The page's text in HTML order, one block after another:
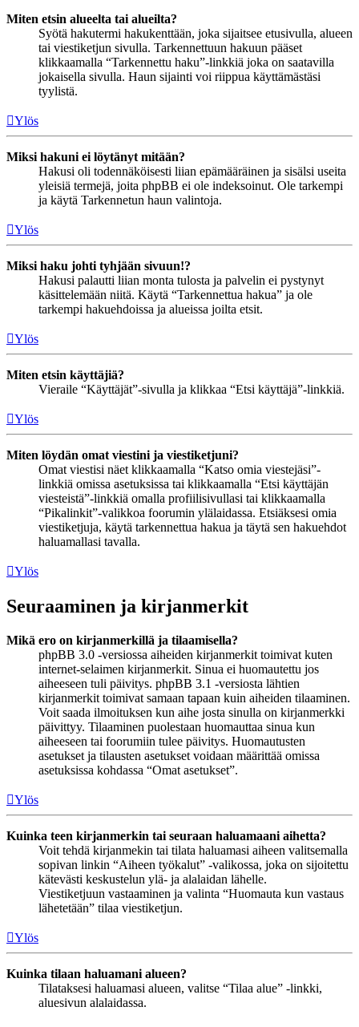
Miten etsin alueelta tai alueilta?
Syötä hakutermi hakukenttään, joka sijaitsee etusivulla, alueen
tai viestiketjun sivulla. Tarkennettuun hakuun pääset
klikkaamalla “Tarkennettu haku”-linkkiä joka on saatavilla
jokaisella sivulla. Haun sijainti voi riippua käyttämästäsi
tyylistä.
Ylös
Miksi hakuni ei löytänyt mitään?
Hakusi oli todennäköisesti liian epämääräinen ja sisälsi useita
yleisiä termejä, joita phpBB ei ole indeksoinut. Ole tarkempi
ja käytä Tarkennetun haun valintoja.
Ylös
Miksi haku johti tyhjään sivuun!?
Hakusi palautti liian monta tulosta ja palvelin ei pystynyt
käsittelemään niitä. Käytä “Tarkennettua hakua” ja ole
tarkempi hakuehdoissa ja alueissa joilta etsit.
Ylös
Miten etsin käyttäjiä?
Vieraile “Käyttäjät”-sivulla ja klikkaa “Etsi käyttäjä”-linkkiä.
Ylös
Miten löydän omat viestini ja viestiketjuni?
Omat viestisi näet klikkaamalla “Katso omia viestejäsi”-
linkkiä omissa asetuksissa tai klikkaamalla “Etsi käyttäjän
viesteistä”-linkkiä omalla profiilisivullasi tai klikkaamalla
“Pikalinkit”-valikkoa foorumin ylälaidassa. Etsiäksesi omia
viestiketjuja, käytä tarkennettua hakua ja täytä sen hakuehdot
haluamallasi tavalla.
Ylös
Seuraaminen ja kirjanmerkit
Mikä ero on kirjanmerkillä ja tilaamisella?
phpBB 3.0 -versiossa aiheiden kirjanmerkit toimivat kuten
internet-selaimen kirjanmerkit. Sinua ei huomautettu jos
aiheeseen tuli päivitys. phpBB 3.1 -versiosta lähtien
kirjanmerkit toimivat samaan tapaan kuin aiheiden tilaaminen.
Voit saada ilmoituksen kun aihe josta sinulla on kirjanmerkki
päivittyy. Tilaaminen puolestaan huomauttaa sinua kun
aiheeseen tai foorumiin tulee päivitys. Huomautusten
asetukset ja tilausten asetukset voidaan määrittää omissa
asetuksissa kohdassa “Omat asetukset”.
Ylös
Kuinka teen kirjanmerkin tai seuraan haluamaani aihetta?
Voit tehdä kirjanmekin tai tilata haluamasi aiheen valitsemalla
sopivan linkin “Aiheen työkalut” -valikossa, joka on sijoitettu
kätevästi keskustelun ylä- ja alalaidan lähelle.
Viestiketjuun vastaaminen ja valinta “Huomauta kun vastaus
lähetetään” tilaa viestiketjun.
Ylös
Kuinka tilaan haluamani alueen?
Tilataksesi haluamasi alueen, valitse “Tilaa alue” -linkki,
aluesivun alalaidassa.